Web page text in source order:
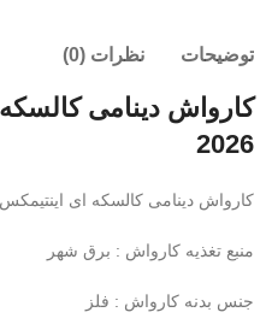
توضیحات نظرات (0)
کارواش دینامی
2026
کارواش دینامی کالسکه ای اینتیمکس مدل 2026 ویژگی های زیر
منبع تغذیه کارواش : برق شهر
جنس بدنه کارواش : فلز